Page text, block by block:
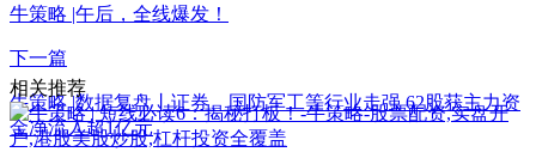
牛策略 |午后，全线爆发！
下一篇
牛策略 |数据复盘丨证券、国防军工等行业走强 62股获主力资
金净流入超1亿元
相关推荐